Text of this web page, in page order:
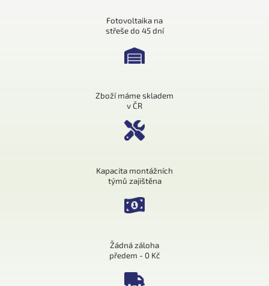
Fotovoltaika na
střeše do 45 dní
Zboží máme skladem
v ČR
Kapacita montážních
týmů zajištěna
Žádná záloha
předem - 0 Kč